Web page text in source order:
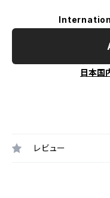
日本国
レビュー